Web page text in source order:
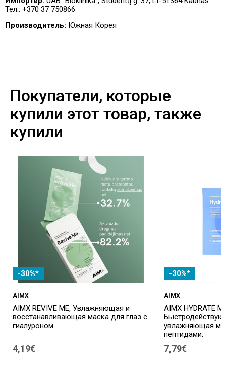
Тел.: +370 37 750866
Производитель: Южная Корея
Покупатели, которые
купили этот товар, также
купили
-30%*
AIMX
AIMX REVIVE ME, Увлажняющая и
восстанавливающая маска для глаз с
гиалуроном
4,19€
-30%*
AIMX
AIMX HYDRATE
увлажняющая
пептидами.
7,79€